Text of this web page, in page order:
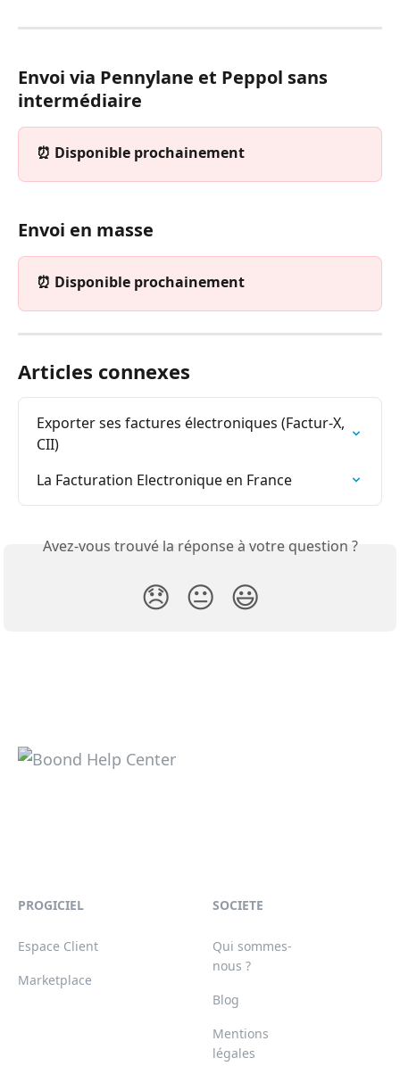
Envoi via Pennylane et Peppol sans
intermédiaire
⏰ Disponible prochainement
Envoi en masse
⏰ Disponible prochainement
Articles connexes
Exporter ses factures électroniques (Factur-X,
CII)
La Facturation Electronique en France
Avez-vous trouvé la réponse à votre question ?
😞 😐 😃
PROGICIEL
Espace Client
Marketplace
SOCIETE
Qui sommes-
nous ?
Blog
Mentions
légales